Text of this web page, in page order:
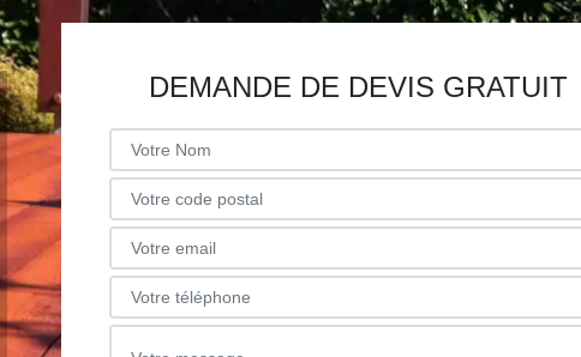
DEMANDE DE DEVIS GRATUIT